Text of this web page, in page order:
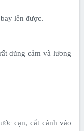
lên được.
dũng cảm và lương
cạn, cất cánh vào